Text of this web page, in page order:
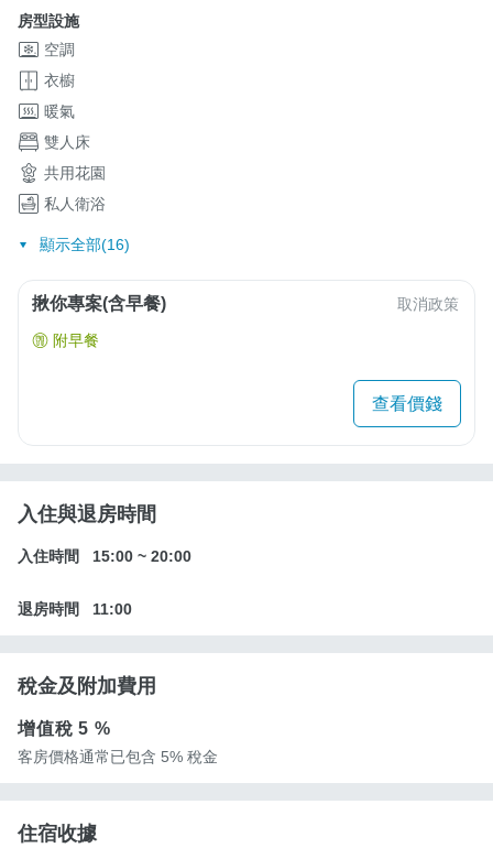
房型設施
空調
衣櫥
暖氣
雙人床
共用花園
私人衛浴
顯示全部(16)
揪你專案(含早餐) 取消政策
附早餐
查看價錢
入住與退房時間
入住時間 15:00 ~ 20:00
退房時間 11:00
稅金及附加費用
增值稅5 %
客房價格通常已包含 5% 稅金
住宿收據